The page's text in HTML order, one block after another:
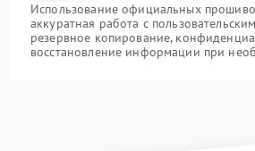
Использование официальных
аккуратная работа с
резервное копирование,
восстановление информации при